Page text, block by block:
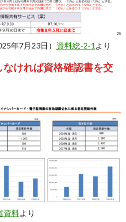
年7月23日） 資料総-2-1 より
ければ資格確認書を交
資料より